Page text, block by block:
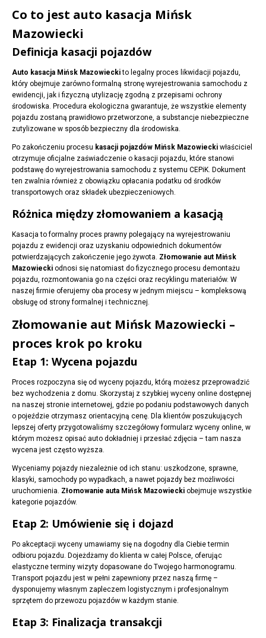
Co to jest auto kasacja Mińsk
Mazowiecki
Definicja kasacji pojazdów
Auto kasacja Mińsk Mazowieckito legalny proces likwidacji pojazdu,
który obejmuje zarówno formalną stronę wyrejestrowania samochodu z
ewidencji, jak i fizyczną utylizację zgodną z przepisami ochrony
środowiska. Procedura ekologiczna gwarantuje, że wszystkie elementy
pojazdu zostaną prawidłowo przetworzone, a substancje niebezpieczne
zutylizowane w sposób bezpieczny dla środowiska.
Po zakończeniu procesu kasacji pojazdów Mińsk Mazowiecki właściciel
otrzymuje oficjalne zaświadczenie o kasacji pojazdu, które stanowi
podstawę do wyrejestrowania samochodu z systemu CEPiK. Dokument
ten zwalnia również z obowiązku opłacania podatku od środków
transportowych oraz składek ubezpieczeniowych.
Różnica między złomowaniem a kasacją
Kasacja to formalny proces prawny polegający na wyrejestrowaniu
pojazdu z ewidencji oraz uzyskaniu odpowiednich dokumentów
potwierdzających zakończenie jego żywota. Złomowanie aut Mińsk
Mazowiecki odnosi się natomiast do fizycznego procesu demontażu
pojazdu, rozmontowania go na części oraz recyklingu materiałów. W
naszej firmie oferujemy oba procesy w jednym miejscu – kompleksową
obsługę od strony formalnej i technicznej.
Złomowanie aut Mińsk Mazowiecki –
proces krok po kroku
Etap 1: Wycena pojazdu
Proces rozpoczyna się od wyceny pojazdu, którą możesz przeprowadzić
bez wychodzenia z domu. Skorzystaj z szybkiej wyceny online dostępnej
na naszej stronie internetowej, gdzie po podaniu podstawowych danych
o pojeździe otrzymasz orientacyjną cenę. Dla klientów poszukujących
lepszej oferty przygotowaliśmy szczegółowy formularz wyceny online, w
którym możesz opisać auto dokładniej i przesłać zdjęcia – tam nasza
wycena jest często wyższa.
Wyceniamy pojazdy niezależnie od ich stanu: uszkodzone, sprawne,
klasyki, samochody po wypadkach, a nawet pojazdy bez możliwości
uruchomienia. Złomowanie auta Mińsk Mazowiecki obejmuje wszystkie
kategorie pojazdów.
Etap 2: Umówienie się i dojazd
Po akceptacji wyceny umawiamy się na dogodny dla Ciebie termin
odbioru pojazdu. Dojeżdżamy do klienta w całej Polsce, oferując
elastyczne terminy wizyty dopasowane do Twojego harmonogramu.
Transport pojazdu jest w pełni zapewniony przez naszą firmę –
dysponujemy własnym zapleczem logistycznym i profesjonalnym
sprzętem do przewozu pojazdów w każdym stanie.
Etap 3: Finalizacja transakcji